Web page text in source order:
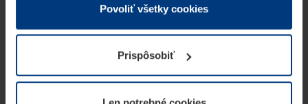
Z právneho hľadiska môžeme cookies ukladať na Vašom
prevádzku tejto stránky. Pre všetky ostatné typy cookie
potrebujeme Vaše povolenie. Vaše povolenie môžete
kedykoľvek zmeniť alebo odvolať vo vysvetlení cookie
Povoliť všetky cookies
Prispôsobiť